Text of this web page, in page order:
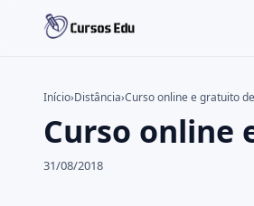
Buscar no site
Início›Distância›Curso online e gratuito
Curso online
31/08/2018